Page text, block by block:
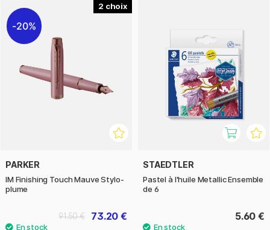
2
20%
PARKER
IM Finishing Touch Mauve Stylo-
plume
73.20 €
91.50 €
STAEDTLER
Pastel à l'huile Metallic Ensemble
de 6
5.60 €